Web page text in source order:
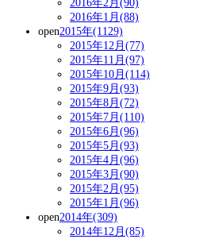
2016年2月(90)
2016年1月(88)
open2015年(1129)
2015年12月(77)
2015年11月(97)
2015年10月(114)
2015年9月(93)
2015年8月(72)
2015年7月(110)
2015年6月(96)
2015年5月(93)
2015年4月(96)
2015年3月(90)
2015年2月(95)
2015年1月(96)
open2014年(309)
2014年12月(85)